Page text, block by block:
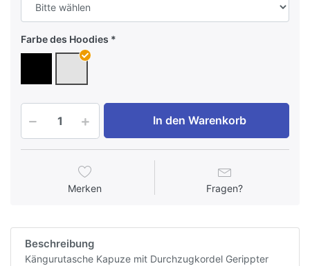
Farbe des Hoodies
In den Warenkorb
Merken Fragen?
Beschreibung
Kängurutasche Kapuze mit Durchzugkordel Gerippter